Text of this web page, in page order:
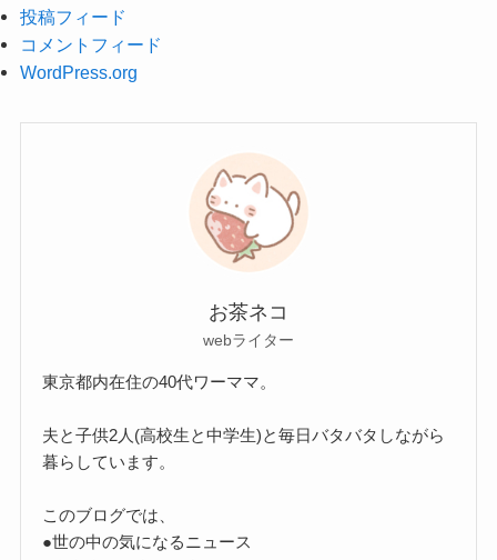
投稿フィード
コメントフィード
WordPress.org
お茶ネコ
webライター
東京都内在住の40代ワーママ。
夫と子供2人(高校生と中学生)と毎日バタバタしながら
暮らしています。
このブログでは、
●世の中の気になるニュース